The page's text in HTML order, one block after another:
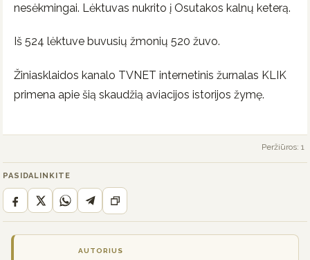
nesėkmingai. Lėktuvas nukrito į Osutakos kalnų keterą.
Iš 524 lėktuve buvusių žmonių 520 žuvo.
Žiniasklaidos kanalo TVNET internetinis žurnalas KLIK
primena apie šią skaudžią aviacijos istorijos žymę.
Peržiūros: 1
PASIDALINKITE
AUTORIUS